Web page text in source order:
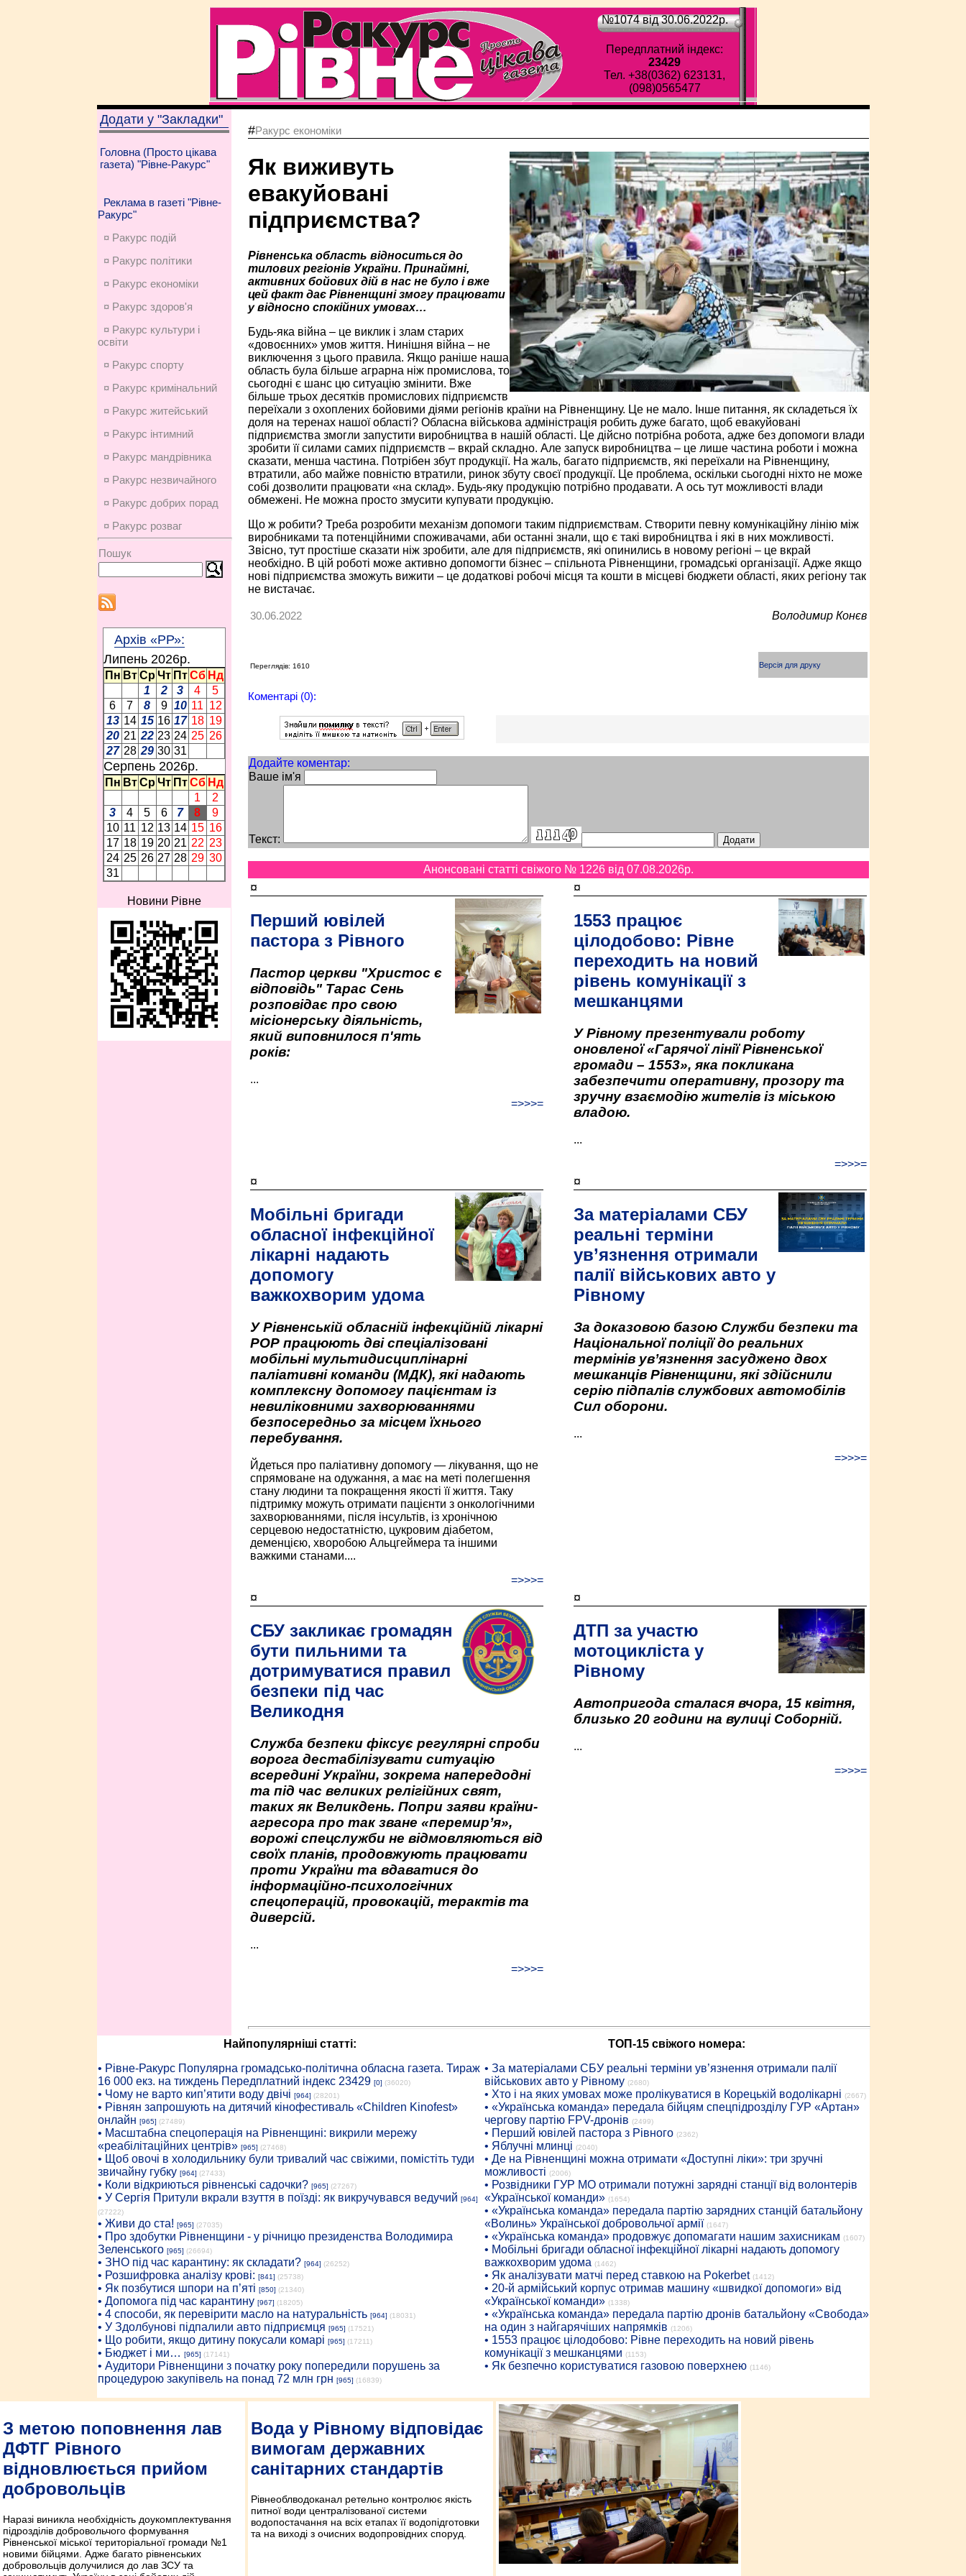
№1074 від 30.06.2022p.
Передплатний індекс:
23429
Тел. +38(0362) 623131,
(098)0565477
Додати у "Закладки"
Головна (Просто цікава
газета) "Рівне-Ракурс"
Реклама в газеті "Рівне-
Ракурс"
¤ Ракурс подій
¤ Ракурс політики
¤ Ракурс економiки
¤ Ракурс здоров'я
¤ Ракурс культури і
освіти
¤ Ракурс спорту
¤ Ракурс кримінальний
¤ Ракурс житейський
¤ Ракурс інтимний
¤ Ракурс мандрівника
¤ Ракурс незвичайного
¤ Ракурс добрих порад
¤ Ракурс розваг
Пошук
Архів «РР»:
Липень 2026p.
Пн Вт Ср Чт Пт Сб Нд
1
2 3 4
5
6
7 8 9 10 11 12
13 14 15 16 17 18 19
20 21 22 23 24 25 26
27 28 29 30 31
Серпень 2026p.
Пн Вт Ср Чт Пт Сб Нд
1
2
3
4 5 6 7 8
9
10 11 12 13 14 15 16
17 18 19 20 21 22 23
24 25 26 27 28 29 30
31
Новини Рівне
#Ракурс економiки
Як виживуть
евакуйовані
підприємства?
Рівненська область відноситься до
тилових регіонів України. Принаймні,
активних бойових дій в нас не було і вже
цей факт дає Рівненщині змогу працювати
у відносно спокійних умовах…
Будь-яка війна – це виклик і злам старих
«довоєнних» умов життя. Нинішня війна – не
виключення з цього правила. Якщо раніше наша
область була більше аграрна ніж промислова, то
сьогодні є шанс цю ситуацію змінити. Вже
більше трьох десятків промислових підприємств
переїхали з охоплених бойовими діями регіонів країни на Рівненщину. Це не мало. Інше питання, як складеться їх
доля на теренах нашої області? Обласна військова адміністрація робить дуже багато, щоб евакуйовані
підприємства змогли запустити виробництва в нашій області. Це дійсно потрібна робота, адже без допомоги влади
зробити її силами самих підприємств – вкрай складно. Але запуск виробництва – це лише частина роботи і можна
сказати, менша частина. Потрібен збут продукції. На жаль, багато підприємств, які переїхали на Рівненщину,
втратили, або майже повністю втратили, ринок збуту своєї продукції. Це проблема, оскільки сьогодні ніхто не може
собі дозволити працювати «на склад». Будь-яку продукцію потрібно продавати. А ось тут можливості влади
обмежені. Не можна просто змусити купувати продукцію.
Що ж робити? Треба розробити механізм допомоги таким підприємствам. Створити певну комунікаційну лінію між
виробниками та потенційними споживачами, аби останні знали, що є такі виробництва і які в них можливості.
Звісно, тут простіше сказати ніж зробити, але для підприємств, які опинились в новому регіоні – це вкрай
необхідно. В цій роботі може активно допомогти бізнес – спільнота Рівненщини, громадські організації. Адже якщо
нові підприємства зможуть вижити – це додаткові робочі місця та кошти в місцеві бюджети області, яких регіону так
не вистачає.
30.06.2022 Володимир Конєв
Переглядів: 1610 Версія для друку
Коментарі (0):
Додайте коментар:
Ваше ім'я
Текст:
Анонсовані статті свіжого № 1226 від 07.08.2026p.
¤
Перший ювілей
пастора з Рівного
Пастор церкви "Христос є
відповідь" Тарас Сень
розповідає про свою
місіонерську діяльність,
який виповнилося п'ять
років:
...
=>>>=
¤
1553 працює
цілодобово: Рівне
переходить на новий
рівень комунікації з
мешканцями
У Рівному презентували роботу
оновленої «Гарячої лінії Рівненської
громади – 1553», яка покликана
забезпечити оперативну, прозору та
зручну взаємодію жителів із міською
владою.
...
=>>>=
¤
Мобільні бригади
обласної інфекційної
лікарні надають
допомогу
важкохворим удома
У Рівненській обласній інфекційній лікарні
РОР працюють дві спеціалізовані
мобільні мультидисциплінарні
паліативні команди (МДК), які надають
комплексну допомогу пацієнтам із
невиліковними захворюваннями
безпосередньо за місцем їхнього
перебування.
Йдеться про паліативну допомогу — лікування, що не
спрямоване на одужання, а має на меті полегшення
стану людини та покращення якості її життя. Таку
підтримку можуть отримати пацієнти з онкологічними
захворюваннями, після інсультів, із хронічною
серцевою недостатністю, цукровим діабетом,
деменцією, хворобою Альцгеймера та іншими
важкими станами....
=>>>=
¤
За матеріалами СБУ
реальні терміни
ув’язнення отримали
палії військових авто у
Рівному
За доказовою базою Служби безпеки та
Національної поліції до реальних
термінів ув’язнення засуджено двох
мешканців Рівненщини, які здійснили
серію підпалів службових автомобілів
Сил оборони.
...
=>>>=
¤
СБУ закликає громадян
бути пильними та
дотримуватися правил
безпеки під час
Великодня
Служба безпеки фіксує регулярні спроби
ворога дестабілізувати ситуацію
всередині України, зокрема напередодні
та під час великих релігійних свят,
таких як Великдень. Попри заяви країни-
агресора про так зване «перемир’я»,
ворожі спецслужби не відмовляються від
своїх планів, продовжують працювати
проти України та вдаватися до
інформаційно-психологічних
спецоперацій, провокацій, терактів та
диверсій.
...
=>>>=
¤
ДТП за участю
мотоцикліста у
Рівному
Автопригода сталася вчора, 15 квітня,
близько 20 години на вулиці Соборній.
...
=>>>=
Найпопулярніші статті:
• Рiвне-Ракурс Популярна громадсько-політична обласна газета. Тираж
16 000 екз. на тиждень Передплатний індекс 23429 [0] (36020)
• Чому не варто кип’ятити воду двічі [964] (28201)
• Рівнян запрошують на дитячий кінофестиваль «Children Kinofest»
онлайн [965] (27489)
• Масштабна спецоперація на Рівненщині: викрили мережу
«реабілітаційних центрів» [965] (27468)
• Щоб овочі в холодильнику були тривалий час свіжими, помістіть туди
звичайну губку [964] (27433)
• Коли відкриються рівненські садочки? [965] (27267)
• У Сергія Притули вкрали взуття в поїзді: як викручувався ведучий [964]
(27222)
• Живи до ста! [965] (27035)
• Про здобутки Рівненщини - у річницю президенства Володимира
Зеленського [965] (26694)
• ЗНО під час карантину: як складати? [964] (26252)
• Розшифровка аналізу крові: [841] (25738)
• Як позбутися шпори на п’яті [850] (21340)
• Допомога під час карантину [967] (18205)
• 4 способи, як перевірити масло на натуральність [964] (18031)
• У Здолбунові підпалили авто підприємця [965] (17521)
• Що робити, якщо дитину покусали комарі [965] (17211)
• Бюджет і ми… [965] (17141)
• Аудитори Рівненщини з початку року попередили порушень за
процедурою закупівель на понад 72 млн грн [965] (16839)
ТОП-15 свіжого номера:
• За матеріалами СБУ реальні терміни ув’язнення отримали палії
військових авто у Рівному (2680)
• Хто і на яких умовах може пролікуватися в Корецькій водолікарні (2667)
• «Українська команда» передала бійцям спецпідрозділу ГУР «Артан»
чергову партію FPV-дронів (2499)
• Перший ювілей пастора з Рівного (2362)
• Яблучні млинці (2040)
• Де на Рівненщині можна отримати «Доступні ліки»: три зручні
можливості (2006)
• Розвідники ГУР МО отримали потужні зарядні станції від волонтерів
«Української команди» (1654)
• «Українська команда» передала партію зарядних станцій батальйону
«Волинь» Української добровольчої армії (1647)
• «Українська команда» продовжує допомагати нашим захисникам (1607)
• Мобільні бригади обласної інфекційної лікарні надають допомогу
важкохворим удома (1462)
• Як аналізувати матчі перед ставкою на Pokerbet (1412)
• 20-й армійський корпус отримав машину «швидкої допомоги» від
«Української команди» (1338)
• «Українська команда» передала партію дронів батальйону «Свобода»
на один з найгарячіших напрямків (1206)
• 1553 працює цілодобово: Рівне переходить на новий рівень
комунікації з мешканцями (1153)
• Як безпечно користуватися газовою поверхнею (1146)
З метою поповнення лав
ДФТГ Рівного
відновлюється прийом
добровольців
Наразі виникла необхідність доукомплектування
підрозділів добровольчого формування
Рівненської міської територіальної громади №1
новими бійцями. Адже багато рівненських
добровольців долучилися до лав ЗСУ та
Вода у Рівному відповідає
вимогам державних
санітарних стандартів
Рівнеоблводоканал ретельно контролює якість
питної води централізованої системи
водопостачання на всіх етапах її водопідготовки
та на виході з очисних водопровідних споруд.